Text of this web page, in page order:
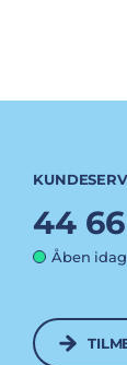
44
Åben idag